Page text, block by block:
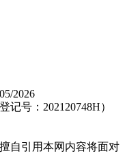
2026
号：202120748H）
自引用本网内容将面对